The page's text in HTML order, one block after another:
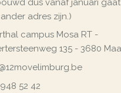
adres zijn.)
campus Mosa RT -
135 - 3680
52 42